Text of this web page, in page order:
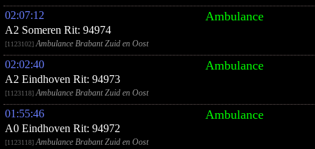
02:07:12 Ambulance
A2 Someren Rit: 94974
[1123102]Ambulance Brabant Zuid en Oost
02:02:40 Ambulance
A2 Eindhoven Rit: 94973
[1123118]Ambulance Brabant Zuid en Oost
01:55:46 Ambulance
A0 Eindhoven Rit: 94972
[1123118]Ambulance Brabant Zuid en Oost